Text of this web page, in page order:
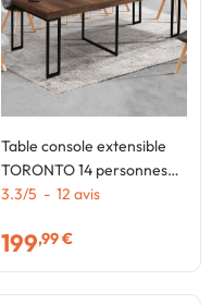
Table console extensible
TORONTO 14 personnes
300 cm bois foncé design
3.3/5 - 12 avis
199,99 €